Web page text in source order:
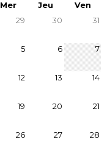
Mer Jeu Ven
29 30 31
5 6 7
12 13 14
19 20 21
26 27 28